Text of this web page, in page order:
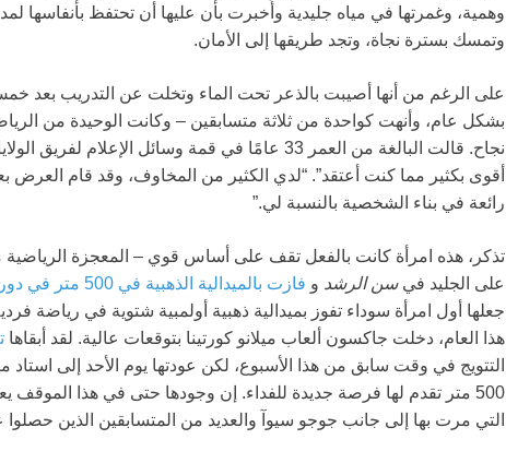
وتمسك بسترة نجاة، وتجد طريقها إلى الأمان.
على الرغم من أنها أصيبت بالذعر تحت الماء وتخلت عن التدريب بعد
بشكل عام، وأنهت كواحدة من ثلاثة متسابقين – وكانت الوحيدة من
نجاح. قالت البالغة من العمر 33 عامًا في قمة وسائل
أقوى بكثير مما كنت أعتقد”. “لدي الكثير من المخاوف، وقد قام العرض
رائعة في بناء الشخصية بالنسبة لي.”
تذكر، هذه امرأة كانت بالفعل تقف على أساس قوي – المعجزة الرياضية من
على الجليد فيسن الرشد و فازت بالميدالية الذهبية في 500 متر في دورة الألعاب الأولمبية 2022 في بكين
جعلها أول امرأة سوداء تفوز بميدالية ذهبية أولمبية شتوية في رياضة
هذا العام، دخلت جاكسون ألعاب ميلانو كورتينا بتوقعات عالية. لقد أبقاها
التتويج في وقت سابق من هذا الأسبوع، لكن عودتها يوم الأحد إلى استاد
500 متر تقدم لها فرصة جديدة للفداء. إن وجودها حتى في هذا
التي مرت بها إلى جانب جوجو سيوآ والعديد من المتسابقين الذين حصلوا